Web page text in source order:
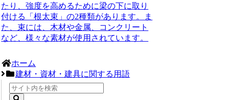
たり、強度を高めるために梁の下に取り
付ける「根太束」の2種類があります。ま
た、束には、木材や金属、コンクリート
など、様々な素材が使用されています。
ホーム
建材・資材・建具に関する用語